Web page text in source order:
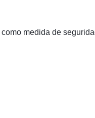
medida de